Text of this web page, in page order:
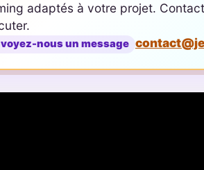
adaptés à votre projet.
nous un message